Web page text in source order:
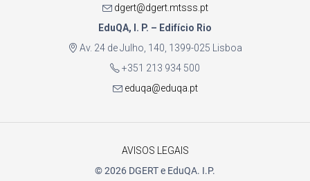
dgert@dgert.mtsss.pt
EduQA, I. P. – Edifício Rio
Av. 24 de Julho, 140, 1399-025 Lisboa
+351 213 934 500
eduqa@eduqa.pt
AVISOS LEGAIS
© 2026 DGERT e EduQA. I.P.